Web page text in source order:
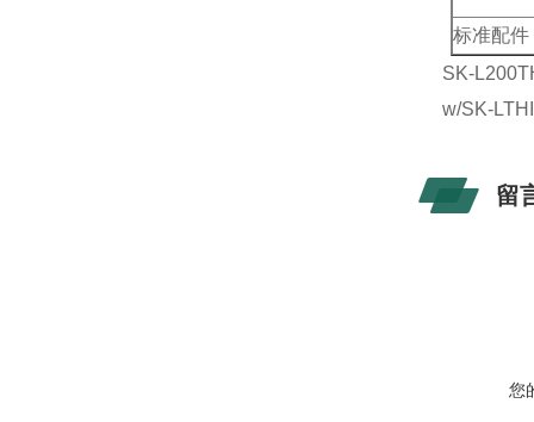
标准配件
SK-
w/SK-
留
您